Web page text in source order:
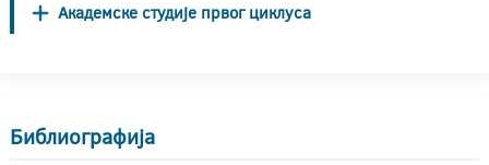
Академске студије првог циклуса
Библиографија